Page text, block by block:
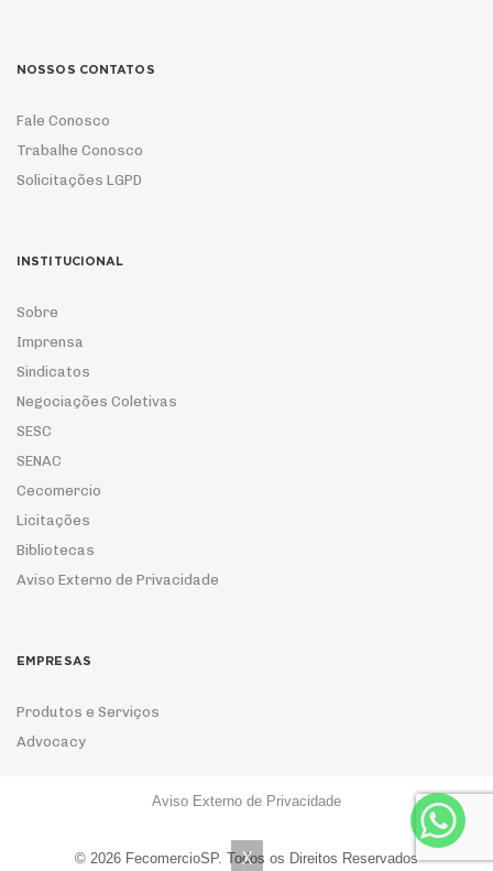
NOSSOS CONTATOS
Fale Conosco
Trabalhe Conosco
Solicitações LGPD
INSTITUCIONAL
Sobre
Imprensa
Sindicatos
Negociações Coletivas
SESC
SENAC
Cecomercio
Licitações
Bibliotecas
Aviso Externo de Privacidade
EMPRESAS
Produtos e Serviços
Advocacy
Aviso Externo de Privacidade
© 2026 FecomercioSP. Todos os Direitos Reservados
X